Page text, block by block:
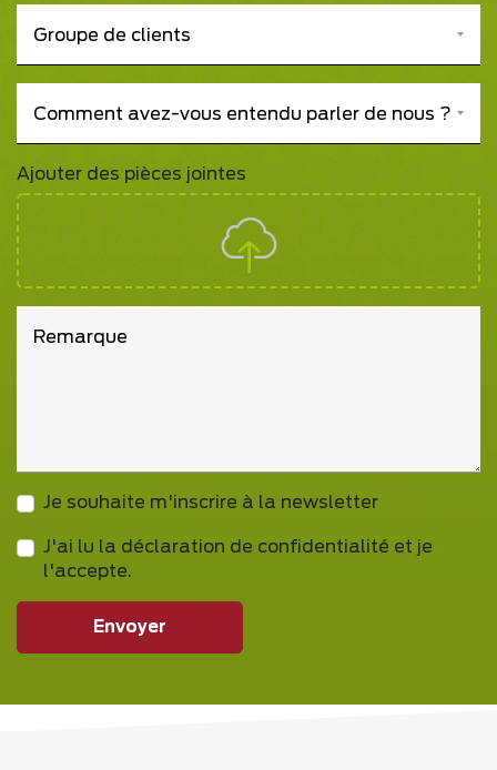
Veuillez sélectionner
Groupe de clients
Veuillez sélectionner
Comment avez-vous entendu parler de nous ?
Ajouter des pièces jointes
Remarque
Je souhaite m'inscrire à la newsletter
J'ai lu la déclaration de confidentialité et je
l'accepte.
Envoyer